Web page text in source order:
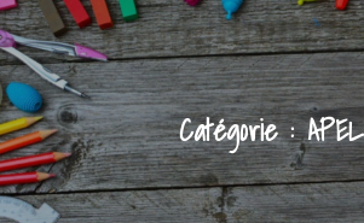
Catégorie :APEL